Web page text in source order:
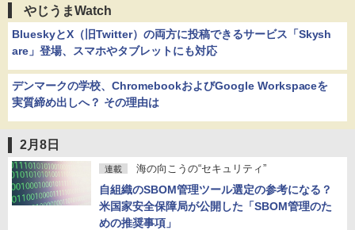
やじうまWatch
BlueskyとX（旧Twitter）の両方に投稿できるサービス「Skysh
are」登場、スマホやタブレットにも対応
デンマークの学校、ChromebookおよびGoogle Workspaceを
実質締め出しへ？ その理由は
2月8日
連載 海の向こうの“セキュリティ”
自組織のSBOM管理ツール選定の参考になる？
米国家安全保障局が公開した「SBOM管理のた
めの推奨事項」